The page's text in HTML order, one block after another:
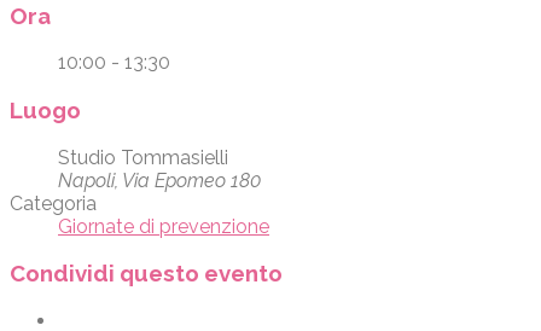
Ora
10:00 - 13:30
Luogo
Studio Tommasielli
Napoli, Via Epomeo 180
Categoria
Giornate di prevenzione
Condividi questo evento